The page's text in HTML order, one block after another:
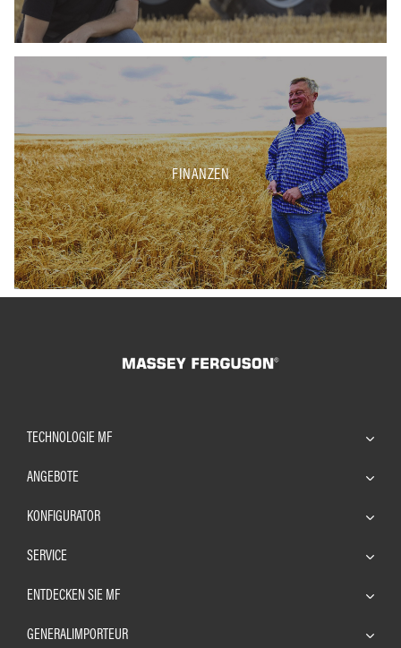
FINANZEN
TECHNOLOGIE MF
ANGEBOTE
KONFIGURATOR
SERVICE
ENTDECKEN SIE MF
GENERALIMPORTEUR